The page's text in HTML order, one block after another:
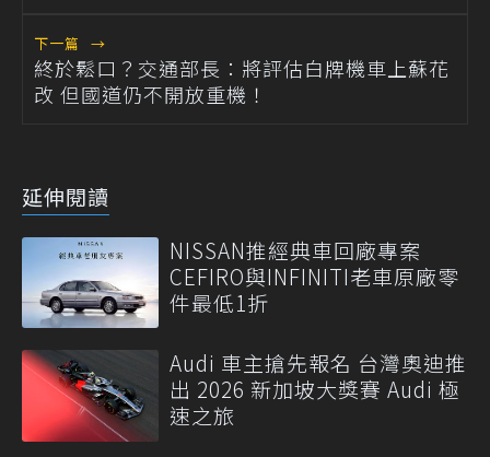
下一篇 →
終於鬆口？交通部長：將評估白牌機車上蘇花
改 但國道仍不開放重機！
延伸閱讀
NISSAN推經典車回廠專案
CEFIRO與INFINITI老車原廠零
件最低1折
Audi 車主搶先報名 台灣奧迪推
出 2026 新加坡大獎賽 Audi 極
速之旅